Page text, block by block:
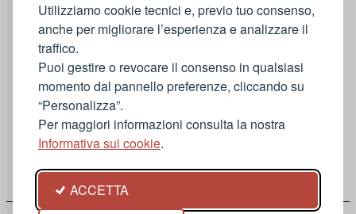
Utilizziamo cookie tecnici e, previo tuo consenso,
anche per migliorare l’esperienza e analizzare il
traffico.
Puoi gestire o revocare il consenso in qualsiasi
momento dal pannello preferenze, cliccando su
“Personalizza”.
Per maggiori informazioni consulta la nostra
Informativa sui cookie.
ACCETTA
Fricchiò è una attività di ristorazione del Centro Papa Giovanni
XXIII di Ancona. Dal 1997 operiamo nel territorio marchigiano a
sostegno delle persone con disabilità e delle loro famiglie con
due Centri Diurni, due Comunità Residenziali e Casa Sollievo. Il
ricavato di Fricchiò contribuisce a sostenere le attività del
Centro e offre un’opportunità di lavoro a persone con
disabilità.